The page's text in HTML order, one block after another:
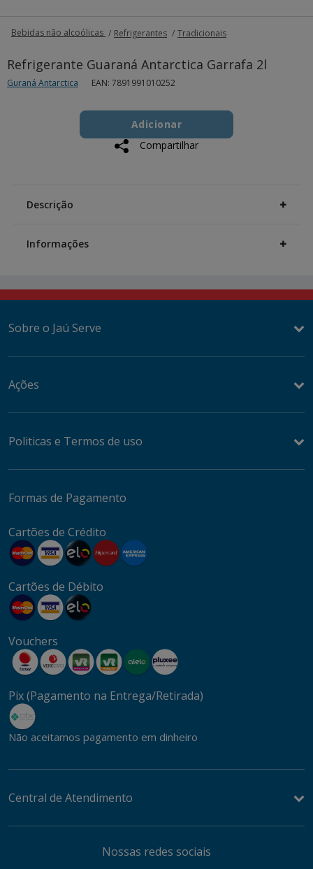
Bebidas não alcoólicas Refrigerantes Tradicionais
Refrigerante Guaraná Antarctica Garrafa 2l
Guraná Antarctica EAN: 7891991010252
to
cart
Product
ActionsAdicionar
Compartilhar
Information
Descrição
Informações
Sobre o Jaú Serve
Ações
Politicas e Termos de uso
Formas de Pagamento
Cartões de Crédito
Cartões de Débito
Vouchers
Pix (Pagamento na Entrega/Retirada)
Não aceitamos pagamento em dinheiro
Central de Atendimento
Nossas redes sociais